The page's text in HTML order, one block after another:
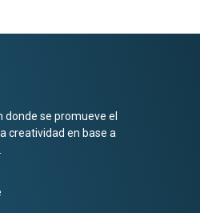
donde se promueve el
creatividad en base a